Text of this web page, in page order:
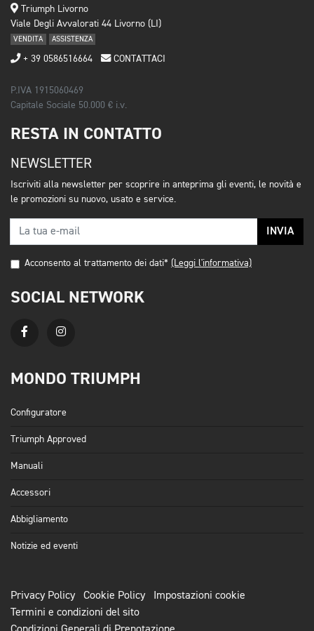
Triumph Livorno
Viale Degli Avvalorati 44 Livorno (LI)
VENDITA ASSISTENZA
+ 39 0586516664 CONTATTACI
P.IVA 1915060469
Capitale Sociale 50.000 € i.v.
RESTA IN CONTATTO
NEWSLETTER
Iscriviti alla newsletter per scoprire in anteprima gli eventi, le novità e
le promozioni su nuovo, usato e service.
INVIA
Acconsento al trattamento dei dati* (Leggi l'informativa)
SOCIAL NETWORK
MONDO TRIUMPH
Configuratore
Triumph Approved
Manuali
Accessori
Abbigliamento
Notizie ed eventi
Privacy Policy Cookie Policy
Impostazioni cookie
Termini e condizioni del sito